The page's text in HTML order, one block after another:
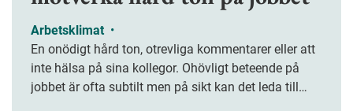
Arbetsklimat •
En onödigt hård ton, otrevliga kommentarer eller att
inte hälsa på sina kollegor. Ohövligt beteende på
jobbet är ofta subtilt men på sikt kan det leda till